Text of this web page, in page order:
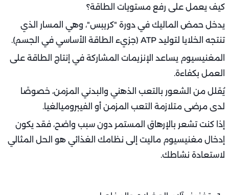
كيف يعمل على رفع مستويات الطاقة؟
يدخل حمض الماليك في دورة "كريبس"، وهي المسار الذي
تنتجه الخلايا لتوليد ATP (جزيء الطاقة الأساسي في الجسم).
المغنيسيوم يساعد الإنزيمات المشاركة في إنتاج الطاقة على
العمل بكفاءة.
يُقلل من الشعور بالتعب الذهني والبدني المزمن، خصوصًا
لدى مرضى متلازمة التعب المزمن أو الفيبروميالغيا.
إذا كنت تشعر بالإرهاق المستمر دون سبب واضح، فقد يكون
إدخال مغنيسيوم ماليت إلى نظامك الغذائي هو الحل المثالي
لاستعادة نشاطك.